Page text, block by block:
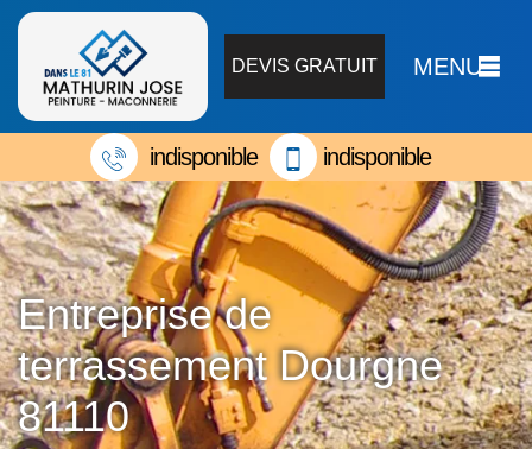
DEVIS GRATUIT MENU
indisponible indisponible
Entreprise de
terrassement Dourgne
81110